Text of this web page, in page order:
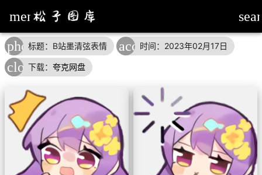
menu
photo_album
标题：B站墨清弦表情 access_time
时间：2023年02月17日
cloud_download
下载： 夸克网盘